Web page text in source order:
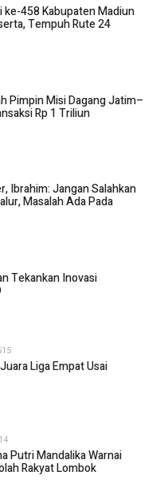
ke-458 Kabupaten Madiun
Tempuh Rute 24
Pimpin Misi Dagang Jatim–
Rp 1 Triliun
Ibrahim: Jangan Salahkan
Masalah Ada Pada
Tekankan Inovasi
Liga Empat Usai
Putri Mandalika Warnai
Rakyat Lombok